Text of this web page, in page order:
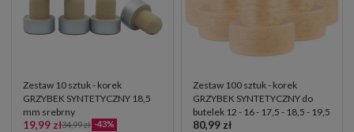
Zestaw 10 sztuk - korek
GRZYBEK SYNTETYCZNY 18,5
mm srebrny
19,99 zł34,99 zł -43%
Zestaw 100 sztuk - korek
GRZYBEK SYNTETYCZNY do
butelek 12 - 16 - 17,5 - 18,5 - 19,5
- 20,5 - 21,5 mm
80,99 zł